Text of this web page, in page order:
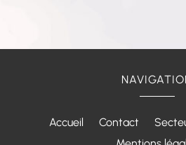
Accueil Contact